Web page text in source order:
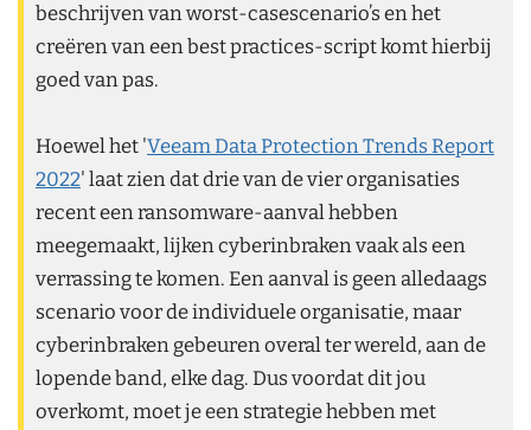
beschrijven van worst-casescenario’s en het
creëren van een best practices-script komt hierbij
goed van pas.
Hoewel het 'Veeam Data Protection Trends Report
2022' laat zien dat drie van de vier organisaties
recent een ransomware-aanval hebben
meegemaakt, lijken cyberinbraken vaak als een
verrassing te komen. Een aanval is geen alledaags
scenario voor de individuele organisatie, maar
cyberinbraken gebeuren overal ter wereld, aan de
lopende band, elke dag. Dus voordat dit jou
overkomt, moet je een strategie hebben met